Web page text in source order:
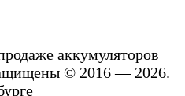
аккумуляторов
© 2016 — 2026.